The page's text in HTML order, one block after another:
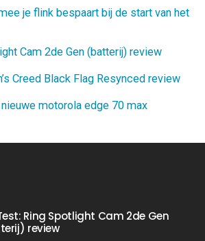
je flink bespaart bij de start van het
Cam 2de Gen (batterij) review
Creed Black Flag Resynced review
motorola edge 70 max
Ring Spotlight Cam 2de Gen
review